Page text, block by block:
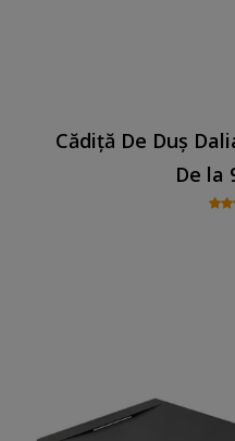
Cădiță De Duș
De la